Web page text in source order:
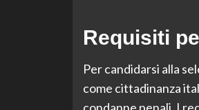
Requisiti
Per candidarsi alla
come cittadinanza